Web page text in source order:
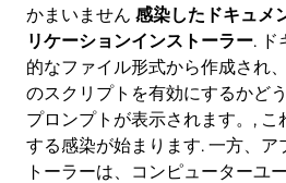
かまいません 感染したドキュメ
リケーションインストーラー. ド
的なファイル形式から作成され
のスクリプトを有効にするかど
プロンプトが表示されます。,
する感染が始まります. 一方、ア
トーラーは、コンピューターユ